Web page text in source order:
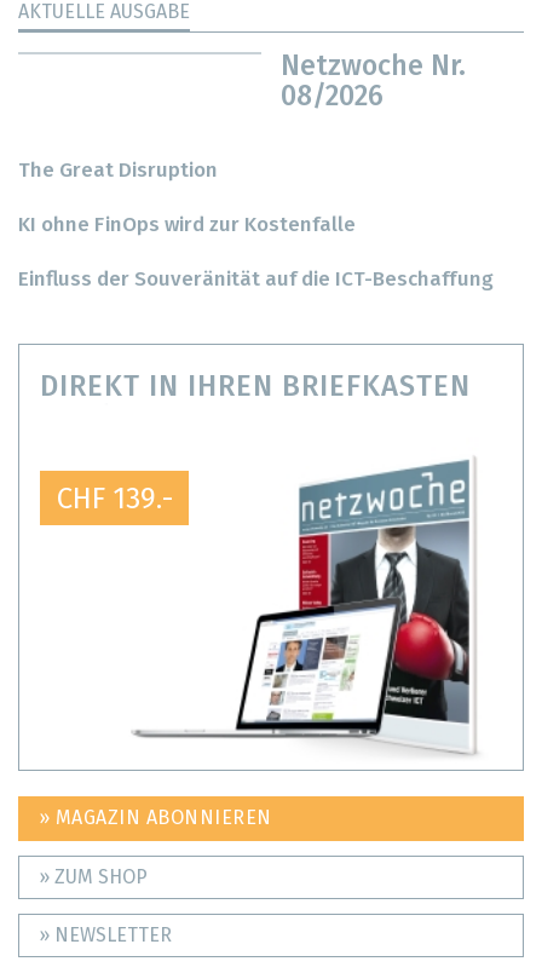
AKTUELLE AUSGABE
Netzwoche Nr.
08/2026
The Great Disruption
KI ohne FinOps wird zur Kostenfalle
Einfluss der Souveränität auf die ICT-Beschaffung
DIREKT IN IHREN BRIEFKASTEN
CHF 139.-
» MAGAZIN ABONNIEREN
» ZUM SHOP
» NEWSLETTER